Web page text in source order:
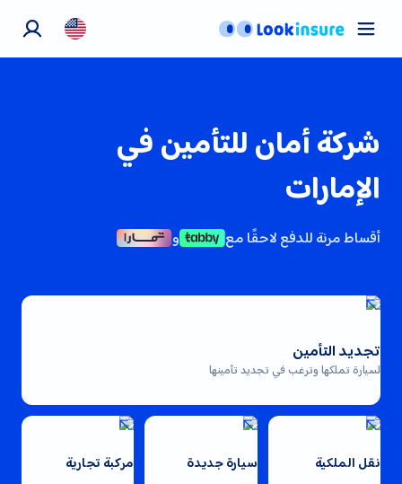
تأمين السيارات
معلومات عنا
شركة أمان للتأمين في
الإمارات
أقساط مرنة للدفع لاحقًا مع و
تجديد التأمين
لسيارة تملكها وترغب في تجديد تأمينها
نقل الملكية سيارة جديدة مركبة تجارية